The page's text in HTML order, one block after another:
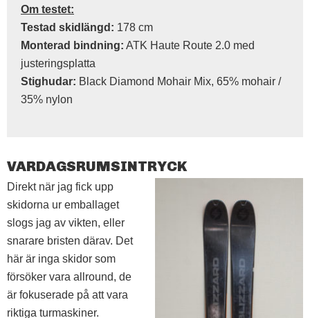
Om testet:
Testad skidlängd: 178 cm
Monterad bindning: ATK Haute Route 2.0 med
justeringsplatta
Stighudar: Black Diamond Mohair Mix, 65% mohair /
35% nylon
VARDAGSRUMSINTRYCK
Direkt när jag fick upp
skidorna ur emballaget
slogs jag av vikten, eller
snarare bristen därav. Det
här är inga skidor som
försöker vara allround, de
är fokuserade på att vara
riktiga turmaskiner.